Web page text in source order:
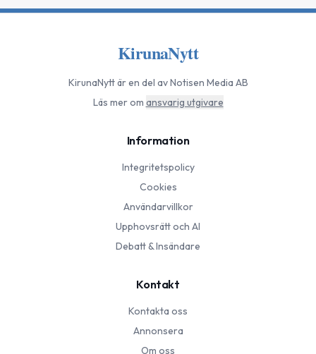
KirunaNytt
KirunaNyttär en del av Notisen Media AB
Läs mer om ansvarig utgivare
Information
Integritetspolicy
Cookies
Användarvillkor
Upphovsrätt och AI
Debatt & Insändare
Kontakt
Kontakta oss
Annonsera
Om oss